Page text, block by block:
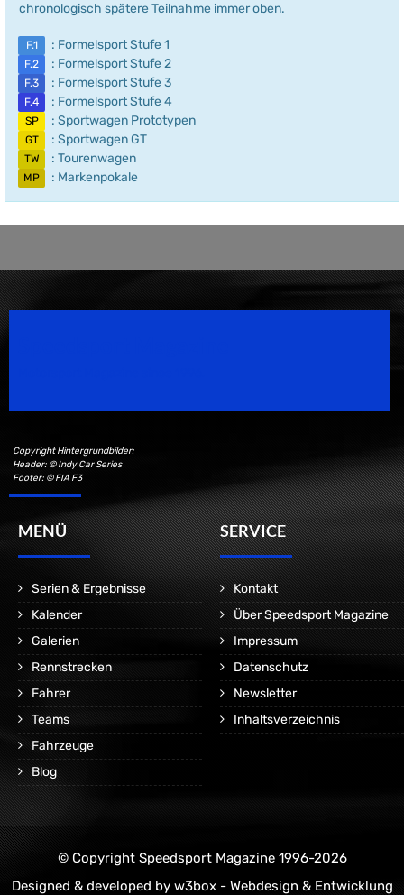
chronologisch spätere Teilnahme immer oben.
F.1 : Formelsport Stufe 1
F.2 : Formelsport Stufe 2
F.3 : Formelsport Stufe 3
F.4 : Formelsport Stufe 4
SP : Sportwagen Prototypen
GT : Sportwagen GT
TW : Tourenwagen
MP : Markenpokale
Copyright Hintergrundbilder:
Header: © Indy Car Series
Footer: © FIA F3
MENÜ
Serien & Ergebnisse
Kalender
Galerien
Rennstrecken
Fahrer
Teams
Fahrzeuge
Blog
SERVICE
Kontakt
Über Speedsport Magazine
Impressum
Datenschutz
Newsletter
Inhaltsverzeichnis
© Copyright Speedsport Magazine 1996-2026
Designed & developed by w3box - Webdesign & Entwicklung